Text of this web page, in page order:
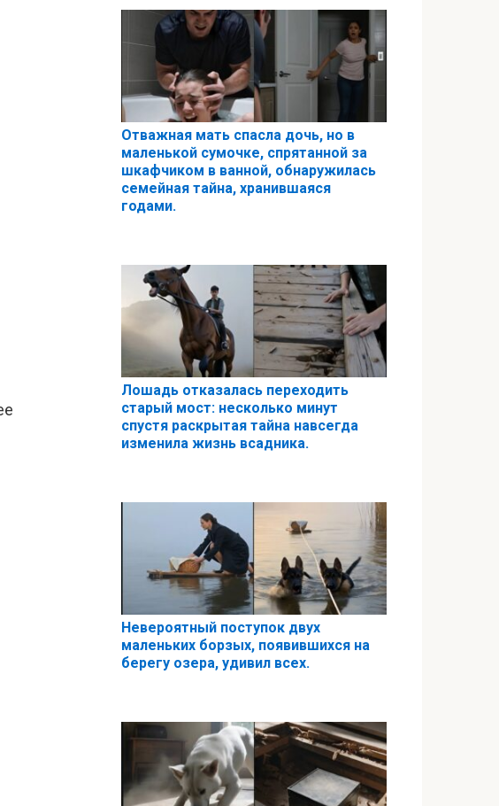
Отважная мать спасла дочь, но в
маленькой сумочке, спрятанной за
шкафчиком в ванной, обнаружилась
семейная тайна, хранившаяся
годами.
Лошадь отказалась переходить
старый мост: несколько минут
спустя раскрытая тайна навсегда
изменила жизнь всадника.
Невероятный поступок двух
маленьких борзых, появившихся на
берегу озера, удивил всех.